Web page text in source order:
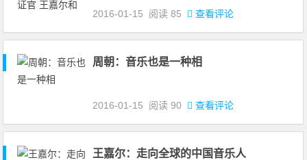
2016-01-15 阅读85 查看评论
周朝：音乐也是一种相
2016-01-15 阅读90 查看评论
王嘉尔：走向全球的中国音乐人